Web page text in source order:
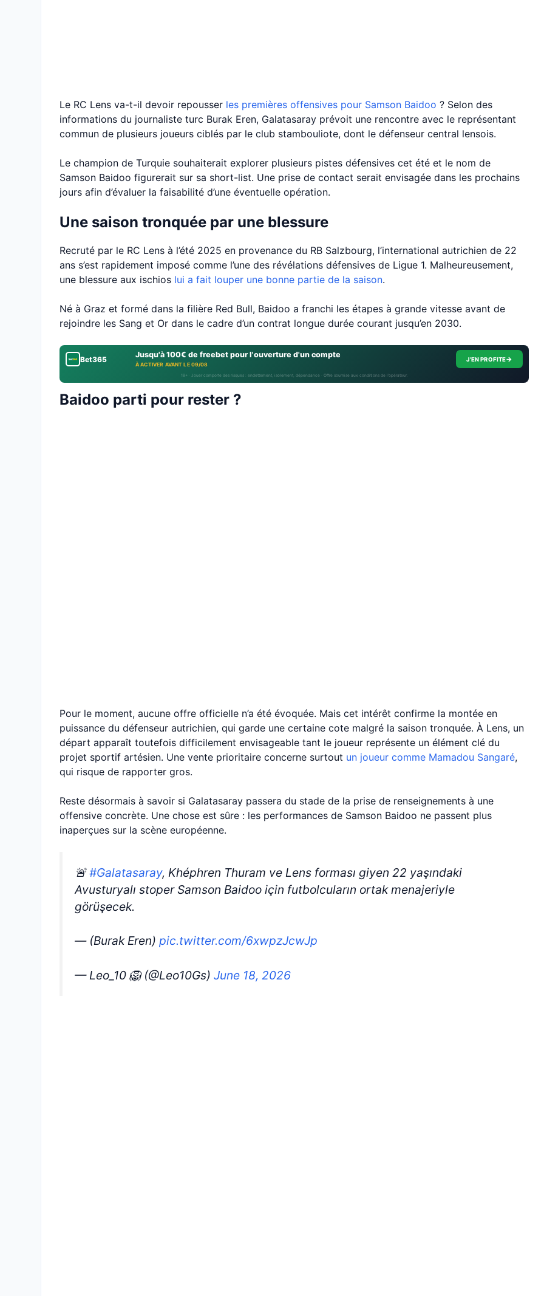
Le RC Lens va-t-il devoir repousser les premières offensives pour Samson Baidoo ? Selon des
informations du journaliste turc Burak Eren, Galatasaray prévoit une rencontre avec le représentant
commun de plusieurs joueurs ciblés par le club stambouliote, dont le défenseur central lensois.
Le champion de Turquie souhaiterait explorer plusieurs pistes défensives cet été et le nom de
Samson Baidoo figurerait sur sa short-list. Une prise de contact serait envisagée dans les prochains
jours afin d’évaluer la faisabilité d’une éventuelle opération.
Une saison tronquée par une blessure
Recruté par le RC Lens à l’été 2025 en provenance du RB Salzbourg, l’international autrichien de 22
ans s’est rapidement imposé comme l’une des révélations défensives de Ligue 1. Malheureusement,
une blessure aux ischios lui a fait louper une bonne partie de la saison.
Né à Graz et formé dans la filière Red Bull, Baidoo a franchi les étapes à grande vitesse avant de
rejoindre les Sang et Or dans le cadre d’un contrat longue durée courant jusqu’en 2030.
Bet365 Jusqu'à 100€ de freebet pour l'ouverture d'un compte
À ACTIVER AVANT LE 09/08
J'EN PROFITE→
18+ · Jouer comporte des risques : endettement, isolement, dépendance · Offre soumise aux conditions de l’opérateur.
Baidoo parti pour rester ?
Pour le moment, aucune offre officielle n’a été évoquée. Mais cet intérêt confirme la montée en
puissance du défenseur autrichien, qui garde une certaine cote malgré la saison tronquée. À Lens, un
départ apparaît toutefois difficilement envisageable tant le joueur représente un élément clé du
projet sportif artésien. Une vente prioritaire concerne surtout un joueur comme Mamadou Sangaré,
qui risque de rapporter gros.
Reste désormais à savoir si Galatasaray passera du stade de la prise de renseignements à une
offensive concrète. Une chose est sûre : les performances de Samson Baidoo ne passent plus
inaperçues sur la scène européenne.
🚨#Galatasaray, Khéphren Thuram ve Lens forması giyen 22 yaşındaki
Avusturyalı stoper Samson Baidoo için futbolcuların ortak menajeriyle
görüşecek.
— (Burak Eren) pic.twitter.com/6xwpzJcwJp
— Leo_10 🦁 (@Leo10Gs) June 18, 2026